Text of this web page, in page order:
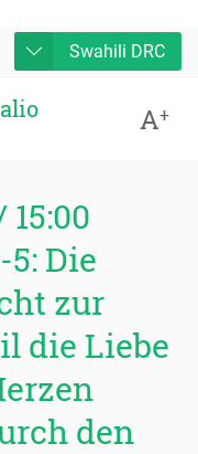
Swahili DRC
A+
5: Die
zur
die Liebe
den